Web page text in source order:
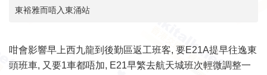
東裕雅而唔入東涌站
咁會影響早上西九龍到後勤區返工班客, 要E21A提早往逸東
頭班車, 又要1車都唔加, E21早繁去航天城班次輕微調整一